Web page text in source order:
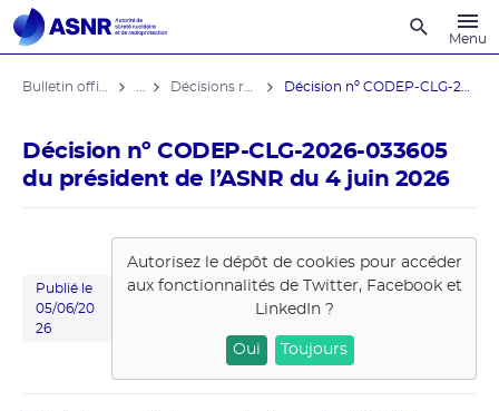
Menu
Décision nº CODEP-CLG-2026-033605
du président de l’ASNR du 4 juin 2026
Publié le
05/06/20
26
Autorisez le dépôt de cookies pour accéder
aux fonctionnalités de Twitter, Facebook et
LinkedIn?
Oui Toujours